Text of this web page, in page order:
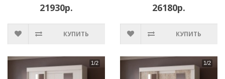
21930р.
КУПИТЬ
26180р.
КУПИТЬ